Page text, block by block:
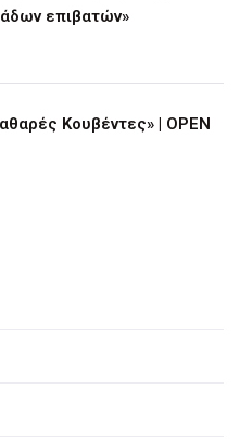
επιβατών»
Κουβέντες» | OPEN